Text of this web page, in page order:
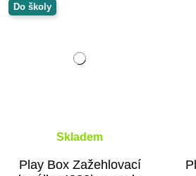
Do školy
Skladem
Play Box Zažehlovací